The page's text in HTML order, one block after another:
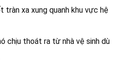
tràn xa xung quanh khu vực hệ
chịu thoát ra từ nhà vệ sinh dù